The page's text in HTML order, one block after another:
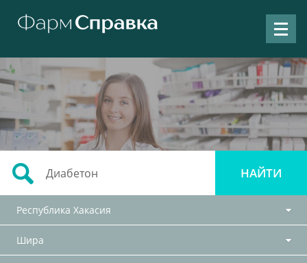
Республика Хакасия
Шира